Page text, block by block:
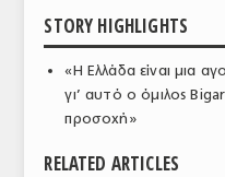
ΣΦΑΓΕΙΑ
STORY HIGHLIGHTS
«Η Ελλάδα είναι μια
γι’ αυτό ο όμιλος
προσοχή»
RELATED ARTICLES